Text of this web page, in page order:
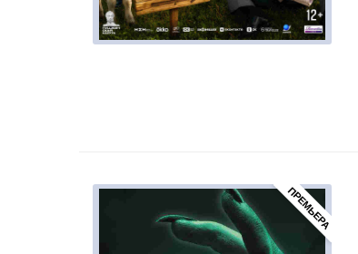
ПРЕМЬЕРА